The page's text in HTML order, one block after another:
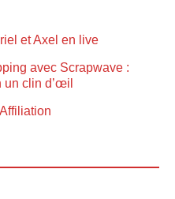
et Axel en live
avec Scrapwave :
un clin d’œil